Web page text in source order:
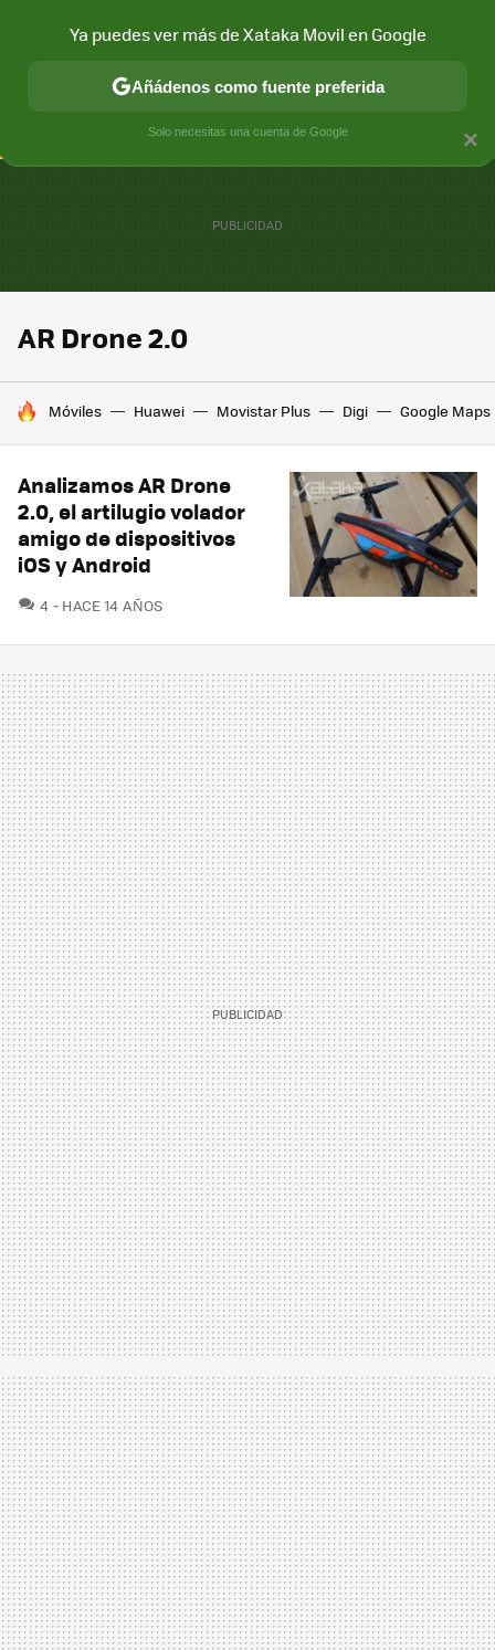
CONECTIVIDAD MÓVIL Y SOCIEDAD APLICACIONES
AR Drone 2.0
HOY SE HABLA DE
Móviles Huawei Movistar Plus Digi Google Maps
Analizamos AR Drone
2.0, el artilugio volador
amigo de dispositivos
iOS y Android
4 COMENTARIOS
HACE 14 AÑOS
×
Ya puedes ver más de Xataka Movil en Google
Añádenos como fuente preferida
Solo necesitas una cuenta de Google